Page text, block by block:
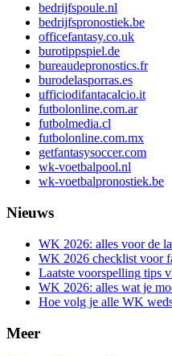
bedrijfspoule.nl
bedrijfspronostiek.be
officefantasy.co.uk
burotippspiel.de
bureaudepronostics.fr
burodelasporras.es
ufficiodifantacalcio.it
futbolonline.com.ar
futbolmedia.cl
futbolonline.com.mx
getfantasysoccer.com
wk-voetbalpool.nl
wk-voetbalpronostiek.be
Nieuws
WK 2026: alles voor de
WK 2026 checklist voor
Laatste voorspelling tips
WK 2026: alles wat je
Hoe volg je alle WK
Meer